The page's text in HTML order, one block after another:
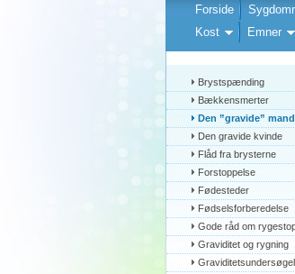
Forside
Kost
Emner
Brystspænding
Bækkensmerter
Den ”gravide” mand
Den gravide kvinde
Flåd fra brysterne
Forstoppelse
Fødesteder
Fødselsforberedelse
Gode råd om
Graviditet og rygning